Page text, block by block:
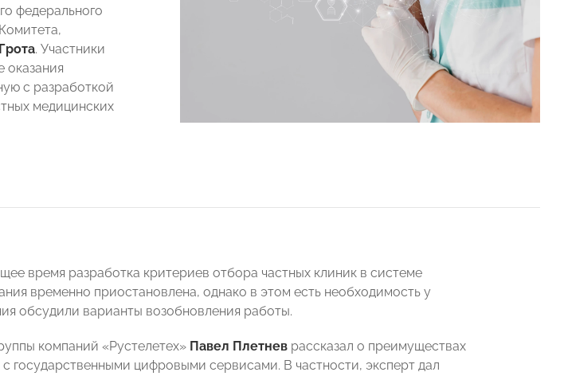
федерального
. Участники
оказания
с разработкой
медицинских
время разработка критериев отбора частных клиник в системе
временно приостановлена, однако в этом есть необходимость у
обсудили варианты возобновления работы.
компаний «Рустелетех» Павел Плетнев рассказал о преимуществах
государственными цифровыми сервисами. В частности, эксперт дал